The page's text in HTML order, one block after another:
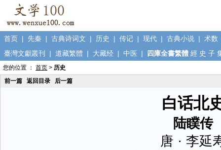
首页 | 先秦 | 古典诗词文 | 历史 | 传记 | 现代 | 古典小说 | 术数
臺灣文獻叢刊
| 道藏繁體 | 大藏经 | 中医 | 四庫全書繁體 經 史 子
您的位置 ： 首页 > 历史
前一篇
返回目录 后一篇
白话北
陆瞨传
唐 · 李延